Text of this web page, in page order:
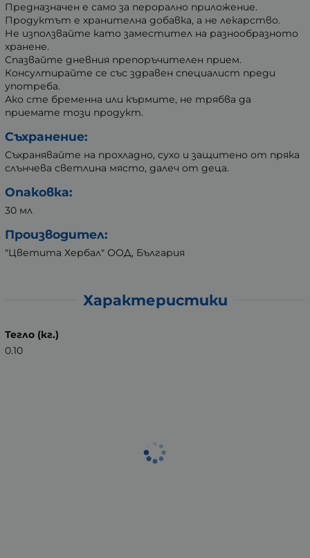
Предназначен е само за перорално приложение.
Продуктът е хранителна добавка, а не лекарство.
Не използвайте като заместител на разнообразното
хранене.
Спазвайте дневния препоръчителен прием.
Консултирайте се със здравен специалист преди
употреба.
Ако сте бременна или кърмите, не трябва да
приемате този продукт.
Съхранение:
Съхранявайте на прохладно, сухо и защитено от пряка
слънчева светлина място, далеч от деца.
Опаковка:
30 мл
Производител:
"Цветита Хербал" ООД, България
Характеристики
Тегло (кг.)
0.10